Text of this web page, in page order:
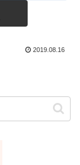
2019.08.16